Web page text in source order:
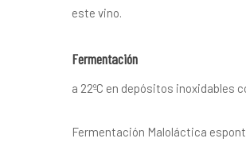
este vino.
Fermentación
a 22ºC en depósitos inoxidables
Fermentación Maloláctica